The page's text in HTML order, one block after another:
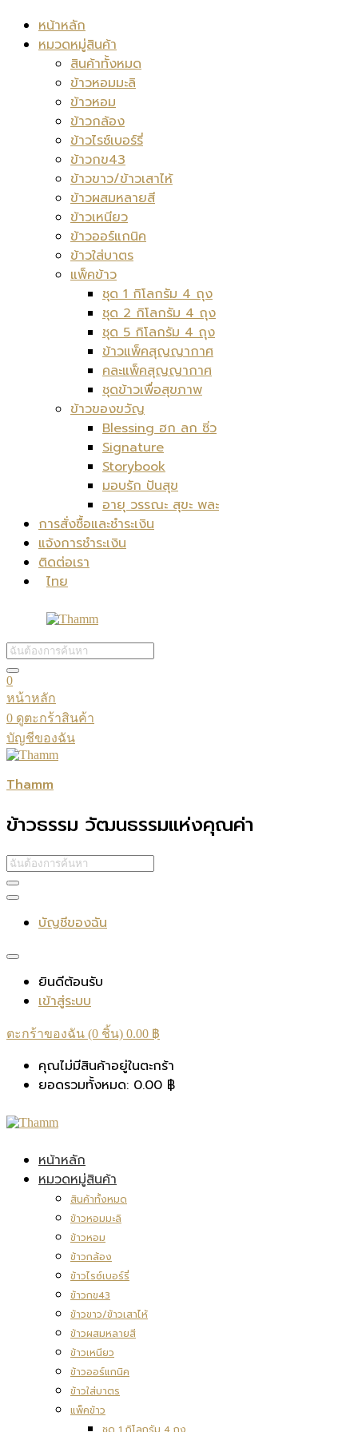
หน้าหลัก
หมวดหมู่สินค้า
สินค้าทั้งหมด
ข้าวหอมมะลิ
ข้าวหอม
ข้าวกล้อง
ข้าวไรซ์เบอร์รี่
ข้าวกข43
ข้าวขาว/ข้าวเสาไห้
ข้าวผสมหลายสี
ข้าวเหนียว
ข้าวออร์แกนิค
ข้าวใส่บาตร
แพ็คข้าว
ชุด 1 กิโลกรัม 4 ถุง
ชุด 2 กิโลกรัม 4 ถุง
ชุด 5 กิโลกรัม 4 ถุง
ข้าวแพ็คสุญญากาศ
คละแพ็คสุญญากาศ
ชุดข้าวเพื่อสุขภาพ
ข้าวของขวัญ
Blessing ฮก ลก ซิ่ว
Signature
Storybook
มอบรัก ปันสุข
อายุ วรรณะ สุขะ พละ
การสั่งซื้อและชำระเงิน
แจ้งการชำระเงิน
ติดต่อเรา
ไทย
0
หน้าหลัก
0 ดูตะกร้าสินค้า
บัญชีของฉัน
Thamm
ข้าวธรรม วัฒนธรรมแห่งคุณค่า
บัญชีของฉัน
ยินดีต้อนรับ
เข้าสู่ระบบ
ตะกร้าของฉัน (0 ชิ้น) 0.00 ฿
คุณไม่มีสินค้าอยู่ในตะกร้า
ยอดรวมทั้งหมด: 0.00 ฿
หน้าหลัก
หมวดหมู่สินค้า
สินค้าทั้งหมด
ข้าวหอมมะลิ
ข้าวหอม
ข้าวกล้อง
ข้าวไรซ์เบอร์รี่
ข้าวกข43
ข้าวขาว/ข้าวเสาไห้
ข้าวผสมหลายสี
ข้าวเหนียว
ข้าวออร์แกนิค
ข้าวใส่บาตร
แพ็คข้าว